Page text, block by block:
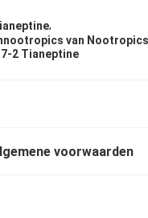
,
van
2 Tianeptine
voorwaarden